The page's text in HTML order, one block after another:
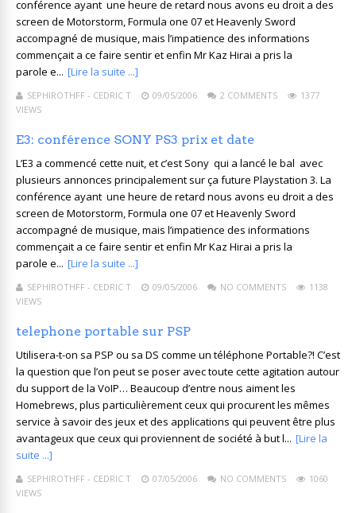
conférence ayant une heure de retard nous avons eu droit a des
screen de Motorstorm, Formula one 07 et Heavenly Sword
accompagné de musique, mais l’impatience des informations
commençait a ce faire sentir et enfin Mr Kaz Hirai a pris la
parole e... [Lire la suite ...]
SEPHIROTHFF - CEDRIC T 09/05/2006 2 COMMENTS
1377
VIEWS
E3: conférence SONY PS3 prix et date
L’E3 a commencé cette nuit, et c’est Sony qui a lancé le bal avec
plusieurs annonces principalement sur ça future Playstation 3. La
conférence ayant une heure de retard nous avons eu droit a des
screen de Motorstorm, Formula one 07 et Heavenly Sword
accompagné de musique, mais l’impatience des informations
commençait a ce faire sentir et enfin Mr Kaz Hirai a pris la
parole e... [Lire la suite ...]
SEPHIROTHFF - CEDRIC T 09/05/2006 NO COMMENTS
1138
VIEWS
telephone portable sur PSP
Utilisera-t-on sa PSP ou sa DS comme un téléphone Portable?! C’est
la question que l’on peut se poser avec toute cette agitation autour
du support de la VoIP… Beaucoup d’entre nous aiment les
Homebrews, plus particulièrement ceux qui procurent les mêmes
service à savoir des jeux et des applications qui peuvent être plus
avantageux que ceux qui proviennent de société à but l... [Lire la
suite ...]
SEPHIROTHFF - CEDRIC T 07/05/2006 NO COMMENTS
1060
VIEWS